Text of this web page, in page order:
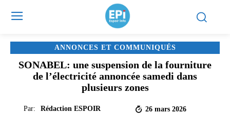
ANNONCES ET COMMUNIQUÉS
SONABEL: une suspension de la fourniture
de l’électricité annoncée samedi dans
plusieurs zones
Par: Rédaction ESPOIR 26 mars 2026